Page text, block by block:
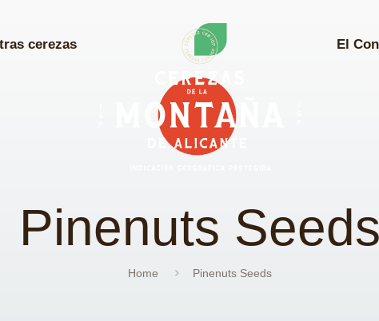
cerezas El
Pinenuts
Home Pinenuts Seeds